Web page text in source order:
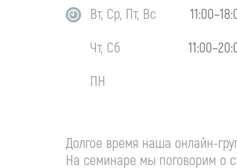
Вт, Ср, Пт, Вс
Чт, Сб
ПН
Долгое время наша онлайн-
На семинаре мы поговорим о